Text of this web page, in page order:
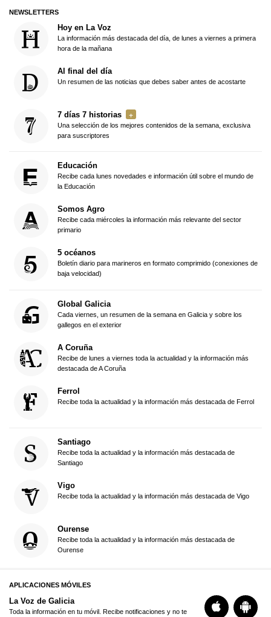
NEWSLETTERS
Hoy en La Voz
La información más destacada del día, de lunes a viernes a primera
hora de la mañana
Al final del día
Un resumen de las noticias que debes saber antes de acostarte
7 días 7 historias
Una selección de los mejores contenidos de la semana, exclusiva
para suscriptores
Educación
Recibe cada lunes novedades e información útil sobre el mundo de
la Educación
Somos Agro
Recibe cada miércoles la información más relevante del sector
primario
5 océanos
Boletín diario para marineros en formato comprimido (conexiones de
baja velocidad)
Global Galicia
Cada viernes, un resumen de la semana en Galicia y sobre los
gallegos en el exterior
A Coruña
Recibe de lunes a viernes toda la actualidad y la información más
destacada de A Coruña
Ferrol
Recibe toda la actualidad y la información más destacada de Ferrol
Santiago
Recibe toda la actualidad y la información más destacada de
Santiago
Vigo
Recibe toda la actualidad y la información más destacada de Vigo
Ourense
Recibe toda la actualidad y la información más destacada de
Ourense
APLICACIONES MÓVILES
La Voz de Galicia
Toda la información en tu móvil. Recibe notificaciones y no te